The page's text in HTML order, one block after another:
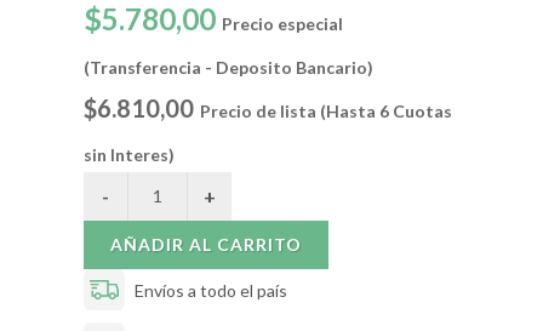
$5.780,00 Precio especial
(Transferencia - Deposito Bancario)
$6.810,00 Precio de lista (Hasta 6 Cuotas
sin Interes)
AÑADIR AL CARRITO
Envíos a todo el país